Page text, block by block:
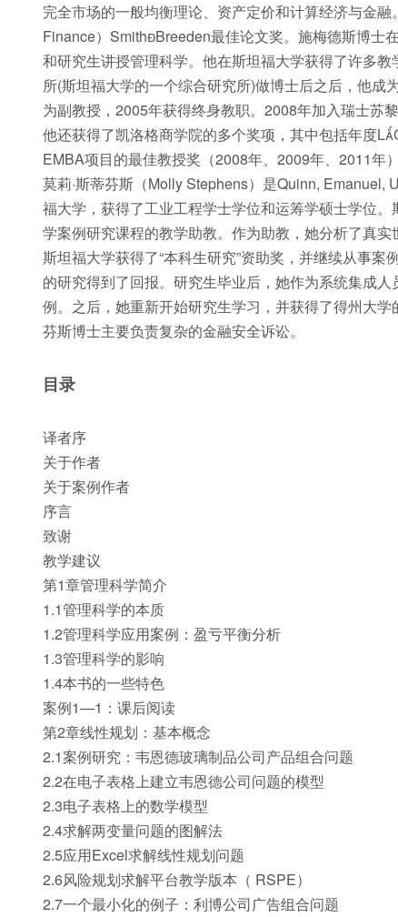
完全市场的一般均衡理论、资产定价和计算经济与金
Finance）SmithBreeden最佳论文奖。施梅德斯博士
和研究生讲授管理科学。他在斯坦福大学获得了许多
所(斯坦福大学的一个综合研究所)做博士后之后，他
为副教授，2005年获得终身教职。2008年加入瑞士苏
他还获得了凯洛格商学院的多个奖项，其中包括年度
EMBA项目的最佳教授奖（2008年、2009年、2011年
莫莉·斯蒂芬斯（Molly Stephens）是Quinn,
福大学，获得了工业工程学士学位和运筹学硕士学位
学案例研究课程的教学助教。作为助教，她分析了真
斯坦福大学获得了“本科生研究”资助奖，并继续从事
的研究得到了回报。研究生毕业后，她作为系统集成
例。之后，她重新开始研究生学习，并获得了得州大
芬斯博士主要负责复杂的金融安全诉讼。
目录
译者序
关于作者
关于案例作者
序言
致谢
教学建议
第1章管理科学简介
1.1管理科学的本质
1.2管理科学应用案例：盈亏平衡分析
1.3管理科学的影响
1.4本书的一些特色
案例1—1：课后阅读
第2章线性规划：基本概念
2.1案例研究：韦恩德玻璃制品公司产品组合问题
2.2在电子表格上建立韦恩德公司问题的模型
2.3电子表格上的数学模型
2.4求解两变量问题的图解法
2.5应用Excel求解线性规划问题
2.6风险规划求解平台教学版本（ RSPE）
2.7一个最小化的例子：利博公司广告组合问题